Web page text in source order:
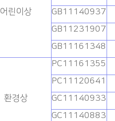
어린이상
GB11140937
GB11231907
GB11161348
환경상
PC11161355
PC11120641
GC11140933
GC11140883